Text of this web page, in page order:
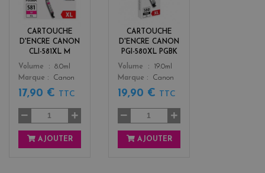
CARTOUCHE
D'ENCRE CANON
CLI-581XL M
Color
e
n
t
Volume
8.0ml
Marque
Canon
17,90 € TTC
AJOUTER
CARTOUCHE
D'ENCRE CANON
PGI-580XL PGBK
Color
k
Volume
19.0ml
Marque
Canon
19,90 € TTC
AJOUTER